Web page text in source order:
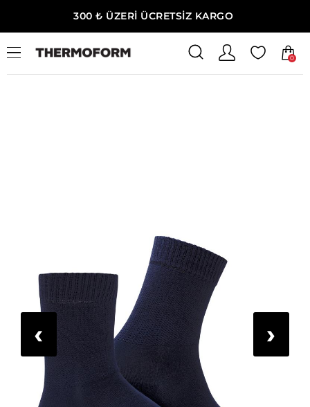
300 ₺ ÜZERİ ÜCRETSİZ KARGO
0
Ana Sayfa Erkek Termal Çorap
‹ ›